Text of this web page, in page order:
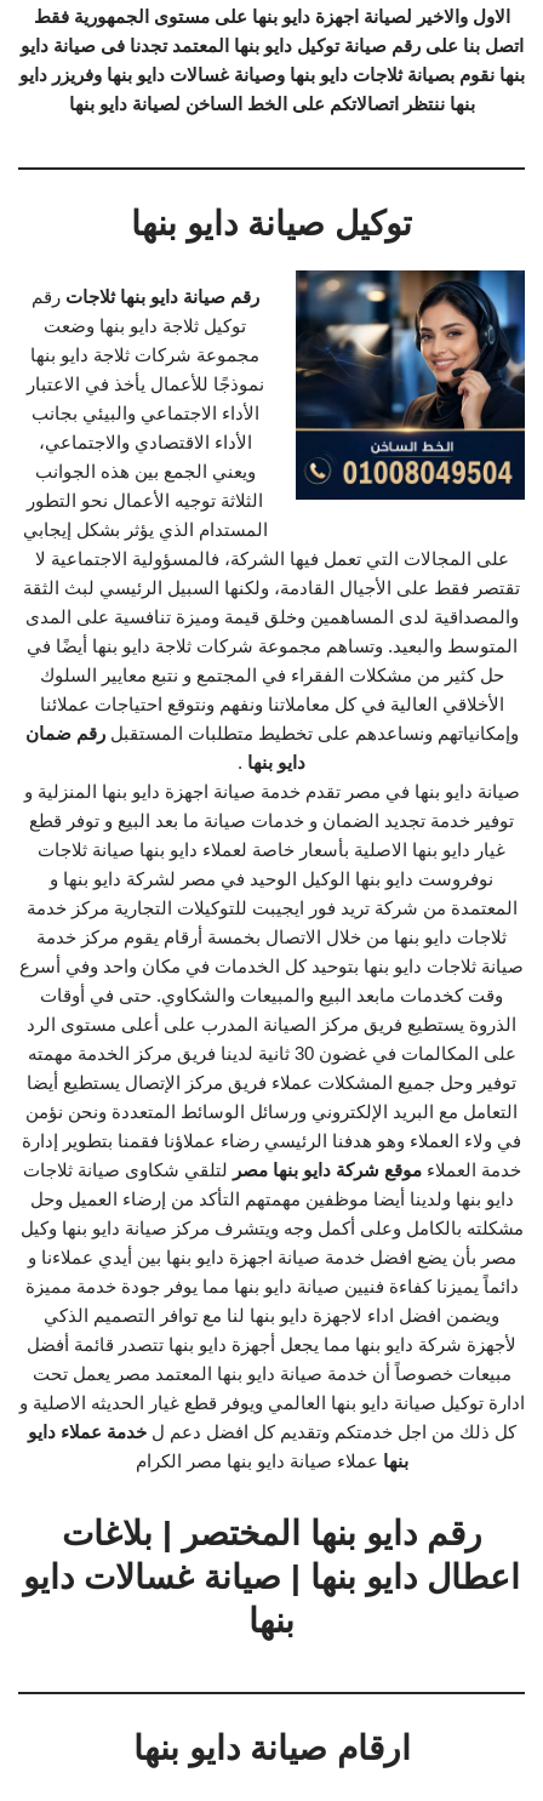
الاول والاخير لصيانة اجهزة دايو بنها على مستوى الجمهورية فقط
اتصل بنا على رقم صيانة توكيل دايو بنها المعتمد تجدنا فى صيانة دايو
بنها نقوم بصيانة ثلاجات دايو بنها وصيانة غسالات دايو بنها وفريزر دايو
بنها ننتظر اتصالاتكم على الخط الساخن لصيانة دايو بنها
توكيل صيانة دايو بنها
رقم صيانة دايو بنها ثلاجات رقم
توكيل ثلاجة دايو بنها وضعت
مجموعة شركات ثلاجة دايو بنها
نموذجًا للأعمال يأخذ في الاعتبار
الأداء الاجتماعي والبيئي بجانب
الأداء الاقتصادي والاجتماعي،
ويعني الجمع بين هذه الجوانب
الثلاثة توجيه الأعمال نحو التطور
المستدام الذي يؤثر بشكل إيجابي
على المجالات التي تعمل فيها الشركة، فالمسؤولية الاجتماعية لا
تقتصر فقط على الأجيال القادمة، ولكنها السبيل الرئيسي لبث الثقة
والمصداقية لدى المساهمين وخلق قيمة وميزة تنافسية على المدى
المتوسط والبعيد. وتساهم مجموعة شركات ثلاجة دايو بنها أيضًا في
حل كثير من مشكلات الفقراء في المجتمع و نتبع معايير السلوك
الأخلاقي العالية في كل معاملاتنا ونفهم ونتوقع احتياجات عملائنا
وإمكانياتهم ونساعدهم على تخطيط متطلبات المستقبلرقم ضمان
دايو بنها .
صيانة دايو بنها في مصر تقدم خدمة صيانة اجهزة دايو بنها المنزلية و
توفير خدمة تجديد الضمان و خدمات صيانة ما بعد البيع و توفر قطع
غيار دايو بنها الاصلية بأسعار خاصة لعملاء دايو بنها صيانة ثلاجات
نوفروست دايو بنها الوكيل الوحيد في مصر لشركة دايو بنها و
المعتمدة من شركة تريد فور ايجيبت للتوكيلات التجارية مركز خدمة
ثلاجات دايو بنها من خلال الاتصال بخمسة أرقام يقوم مركز خدمة
صيانة ثلاجات دايو بنها بتوحيد كل الخدمات في مكان واحد وفي أسرع
وقت كخدمات مابعد البيع والمبيعات والشكاوي. حتى في أوقات
الذروة يستطيع فريق مركز الصيانة المدرب على أعلى مستوى الرد
على المكالمات في غضون 30 ثانية لدينا فريق مركز الخدمة مهمته
توفير وحل جميع المشكلات عملاء فريق مركز الإتصال يستطيع أيضا
التعامل مع البريد الإلكتروني ورسائل الوسائط المتعددة ونحن نؤمن
في ولاء العملاء وهو هدفنا الرئيسي رضاء عملاؤنا فقمنا بتطوير إدارة
خدمة العملاءموقع شركة دايو بنها مصر لتلقي شكاوى صيانة ثلاجات
دايو بنها ولدينا أيضا موظفين مهمتهم التأكد من إرضاء العميل وحل
مشكلته بالكامل وعلى أكمل وجه ويتشرف مركز صيانة دايو بنها وكيل
مصر بأن يضع افضل خدمة صيانة اجهزة دايو بنها بين أيدي عملاءنا و
دائماً يميزنا كفاءة فنيين صيانة دايو بنها مما يوفر جودة خدمة مميزة
ويضمن افضل اداء لاجهزة دايو بنها لنا مع توافر التصميم الذكي
لأجهزة شركة دايو بنها مما يجعل أجهزة دايو بنها تتصدر قائمة أفضل
مبيعات خصوصاً أن خدمة صيانة دايو بنها المعتمد مصر يعمل تحت
ادارة توكيل صيانة دايو بنها العالمي ويوفر قطع غيار الحديثه الاصلية و
كل ذلك من اجل خدمتكم وتقديم كل افضل دعم لخدمة عملاء دايو
بنها عملاء صيانة دايو بنها مصر الكرام
رقم دايو بنها المختصر | بلاغات
اعطال دايو بنها | صيانة غسالات دايو
بنها
ارقام صيانة دايو بنها